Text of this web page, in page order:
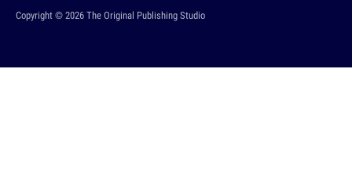
Copyright © 2026 The Original Publishing Studio